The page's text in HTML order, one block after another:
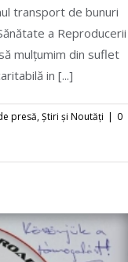
de violența în
transport de bunuri
a Reproducerii
mulțumim din suflet
in [...]
presă,Știri și Noutăți | 0